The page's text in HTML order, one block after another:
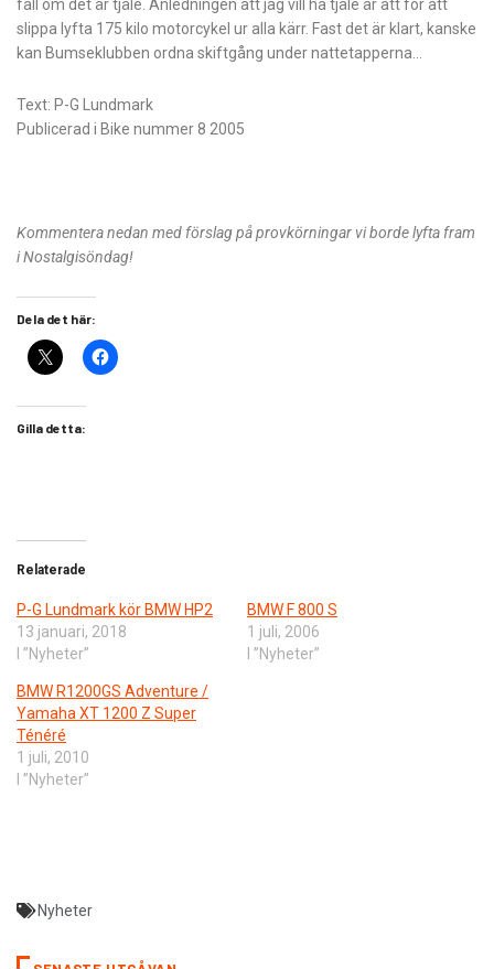
fall om det är tjäle. Anledningen att jag vill ha tjäle är att för att
slippa lyfta 175 kilo motorcykel ur alla kärr. Fast det är klart, kanske
kan Bumseklubben ordna skiftgång under nattetapperna…
Text: P-G Lundmark
Publicerad i Bike nummer 8 2005
Kommentera nedan med förslag på provkörningar vi borde lyfta fram
i Nostalgisöndag!
Dela det här:
Gilla detta:
Relaterade
P-G Lundmark kör BMW HP2
13 januari, 2018
I ”Nyheter”
BMW F 800 S
1 juli, 2006
I ”Nyheter”
BMW R1200GS Adventure /
Yamaha XT 1200 Z Super
Ténéré
1 juli, 2010
I ”Nyheter”
Nyheter